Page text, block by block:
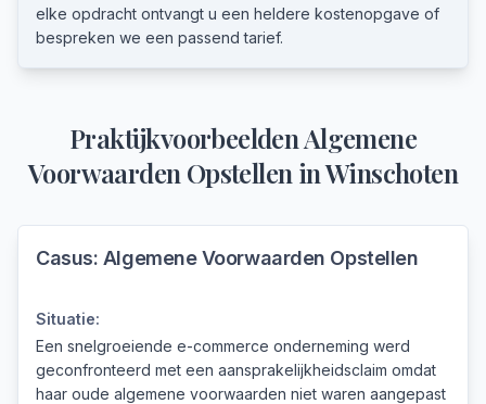
elke opdracht ontvangt u een heldere kostenopgave of
bespreken we een passend tarief.
PraktijkvoorbeeldenAlgemene
Voorwaarden Opstellen inWinschoten
Casus: Algemene Voorwaarden Opstellen
Situatie:
Een snelgroeiende e-commerce onderneming werd
geconfronteerd met een aansprakelijkheidsclaim omdat
haar oude algemene voorwaarden niet waren aangepast